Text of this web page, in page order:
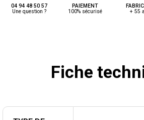
04 94 48 50 57
Une question ?
PAIEMENT
100% sécurisé
+ 55
Fiche